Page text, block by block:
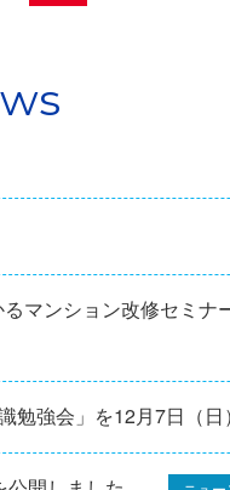
マンション改修セミナ
強会」を12⽉7⽇（⽇